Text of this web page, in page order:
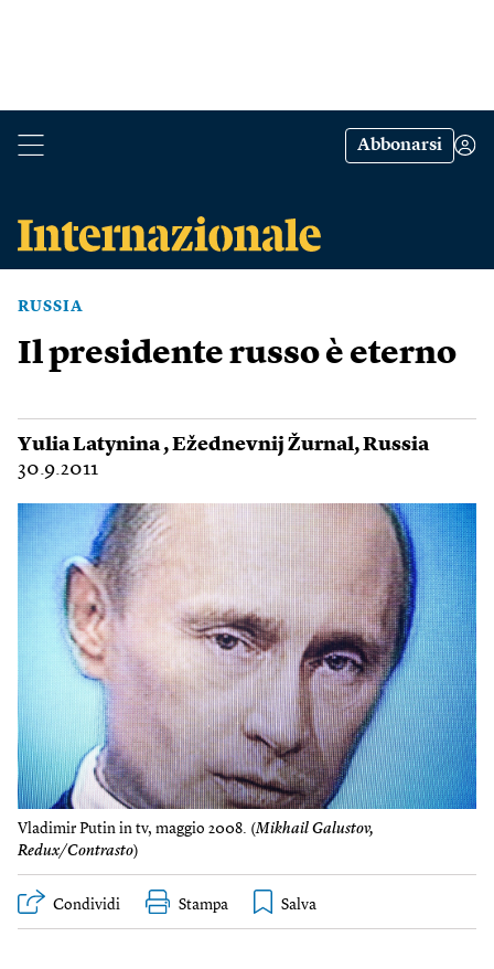
Abbonarsi
RUSSIA
Il presidente russo è eterno
Yulia Latynina,Ežednevnij Žurnal,Russia
30.9.2011
Vladimir Putin in tv, maggio 2008. (Mikhail Galustov,
Redux/Contrasto)
Condividi Stampa